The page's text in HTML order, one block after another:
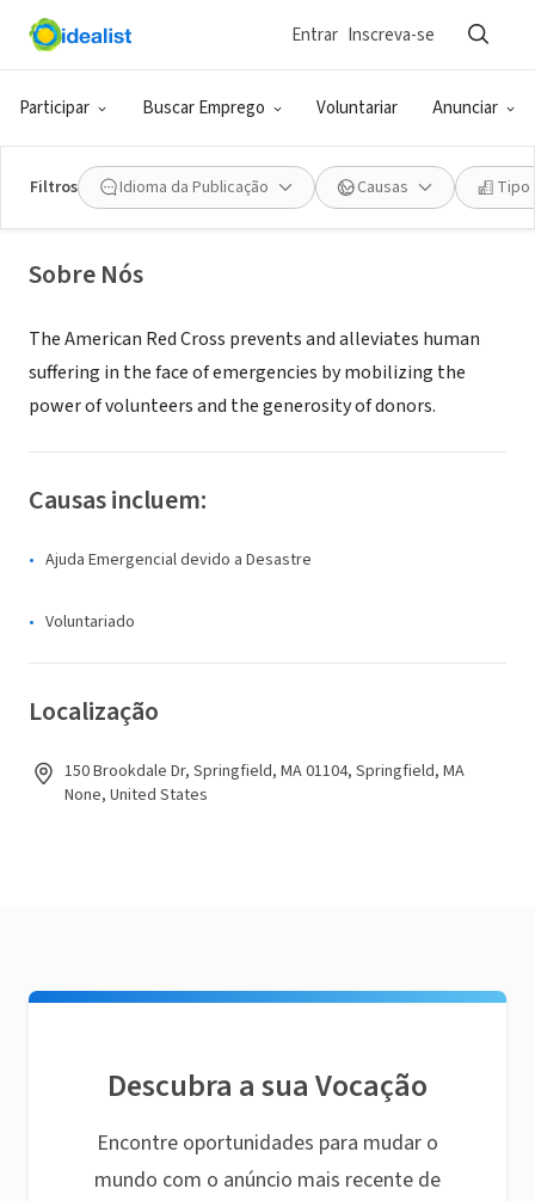
Participar Buscar Emprego Voluntariar Anunciar
Entrar Inscreva-se
Filtros Idioma da Publicação Causas Tipo
ONG (SETOR SOCIAL)
American Red Cross SAF
Springfield, MA
Springfield, MA|www.redcross.org/careers
Sobre Nós
The American Red Cross prevents and alleviates human
suffering in the face of emergencies by mobilizing the
power of volunteers and the generosity of donors.​
Causas incluem:
Ajuda Emergencial devido a Desastre
Voluntariado
Localização
150 Brookdale Dr, Springfield, MA 01104, Springfield, MA
None, United States
Descubra a sua Vocação
Encontre oportunidades para mudar o
mundo com o anúncio mais recente de